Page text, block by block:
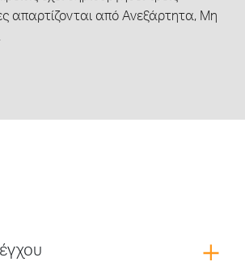
απαρτίζονται από Ανεξάρτητα, Μη